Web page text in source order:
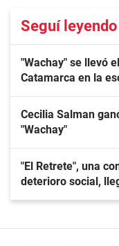
Seguí leyendo
"Wachay" se llevó
Catamarca en la
Cecilia Salman
"Wachay"
"El Retrete", una
deterioro social,